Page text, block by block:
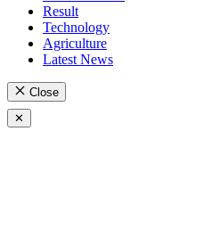
Result
Technology
Agriculture
Latest News
Close
✕